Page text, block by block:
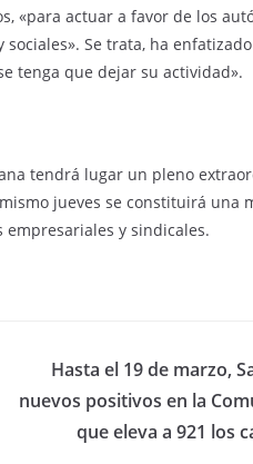
«para actuar a favor de los
Se trata, ha
tenga que dejar su actividad».
tendrá lugar un pleno
jueves se constituirá una
y sindicales.
Hasta el 19 de marzo,
nuevos positivos en la
que eleva a 921 los